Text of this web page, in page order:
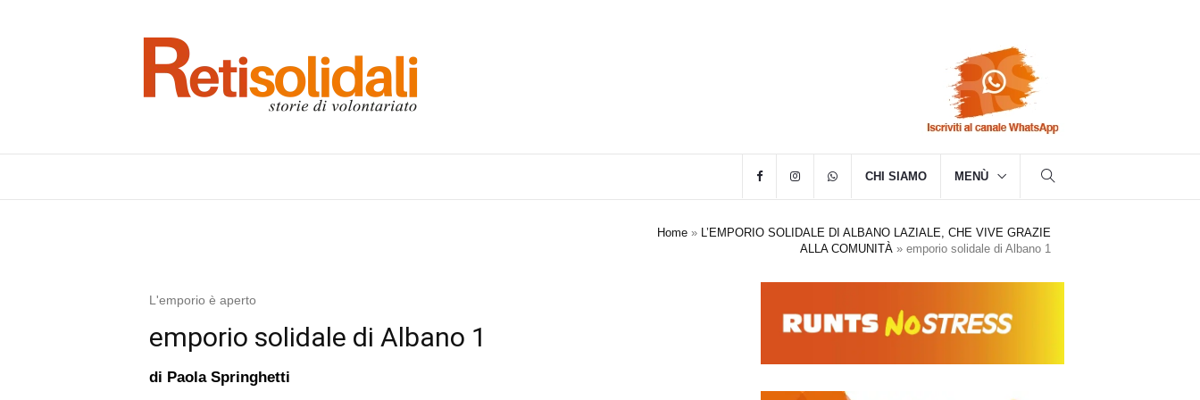
CHI SIAMO MENÙ
Home » L’EMPORIO SOLIDALE DI ALBANO LAZIALE, CHE VIVE GRAZIE
ALLA COMUNITÀ » emporio solidale di Albano 1
L'emporio è aperto
emporio solidale di Albano 1
di Paola Springhetti